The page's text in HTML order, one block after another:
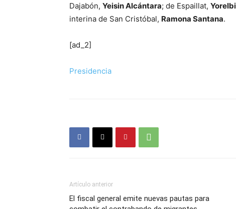
Dajabón, Yeisin Alcántara; de Espaillat,
interina de San Cristóbal, Ramona Santana.
[ad_2]
Presidencia
Artículo anterior
El fiscal general emite nuevas pautas para